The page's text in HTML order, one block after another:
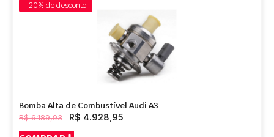
-20% de desconto
Bomba Alta de Combustível Audi A3
R$6.189,93 R$ 4.928,95